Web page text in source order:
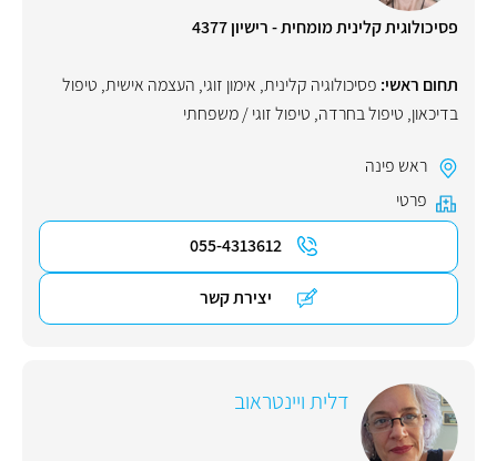
פסיכולוגית קלינית מומחית - רישיון 4377
תחום ראשי: פסיכולוגיה קלינית, אימון זוגי, העצמה אישית, טיפול
בדיכאון, טיפול בחרדה, טיפול זוגי / משפחתי
ראש פינה
פרטי
055-4313612
יצירת קשר
דלית ויינטראוב